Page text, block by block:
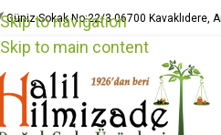
Skip to navigation
Skip to main content
Güniz Sokak No:22/3 06700 Kavaklıdere,